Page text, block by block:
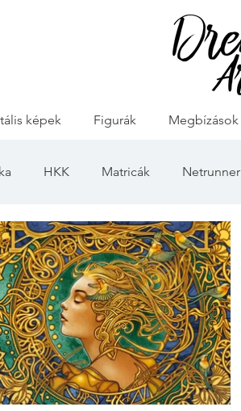
képek Figurák Megbízások
HKK Matricák Netrunner